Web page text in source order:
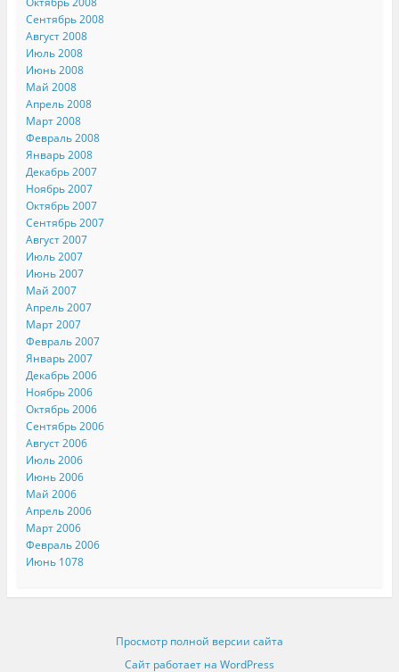
Сентябрь 2008
Август 2008
Июль 2008
Июнь 2008
Май 2008
Апрель 2008
Март 2008
Февраль 2008
Январь 2008
Декабрь 2007
Ноябрь 2007
Октябрь 2007
Сентябрь 2007
Август 2007
Июль 2007
Июнь 2007
Май 2007
Апрель 2007
Март 2007
Февраль 2007
Январь 2007
Декабрь 2006
Ноябрь 2006
Октябрь 2006
Сентябрь 2006
Август 2006
Июль 2006
Июнь 2006
Май 2006
Апрель 2006
Март 2006
Февраль 2006
Июнь 1078
Просмотр полной версии сайта
Сайт работает на WordPress